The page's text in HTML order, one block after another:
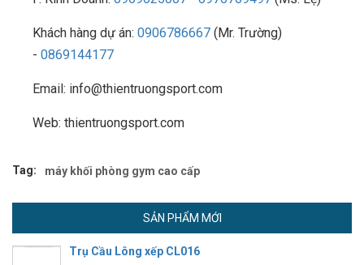
Khách hàng dự án: 0906786667 (Mr. Trường)
- 0869144177
Email: info@thientruongsport.com
Web: thientruongsport.com
Tag: máy khối phòng gym cao cấp
SẢN PHẨM MỚI
Trụ Cầu Lông xếp CL016